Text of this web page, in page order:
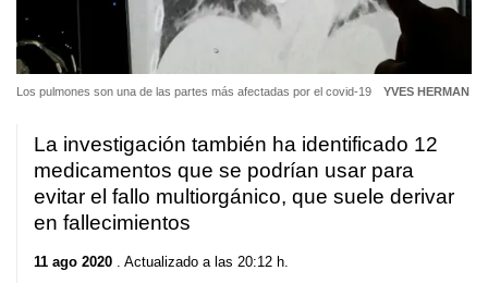
Los pulmones son una de las partes más afectadas por el covid-19 YVES HERMAN
La investigación también ha identificado 12
medicamentos que se podrían usar para
evitar el fallo multiorgánico, que suele derivar
en fallecimientos
11 ago 2020 . Actualizado a las 20:12 h.